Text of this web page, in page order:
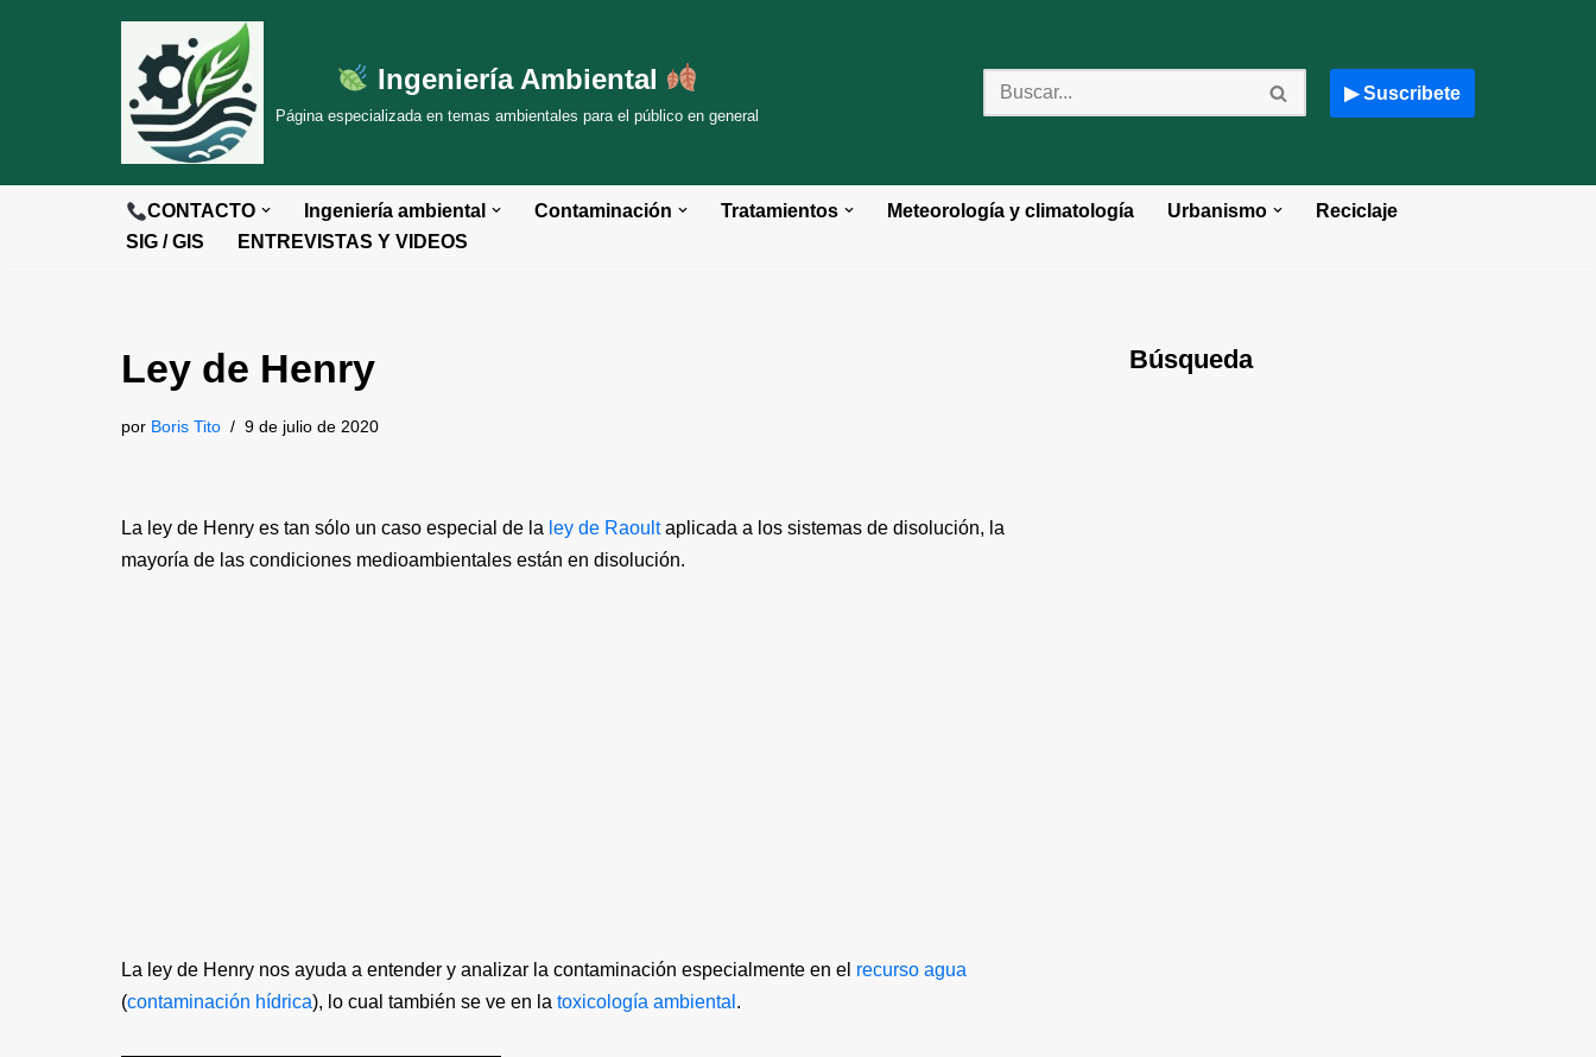
Ingeniería Ambiental
Página especializada en temas ambientales para el público en general
▶ Suscribete
CONTACTO Ingeniería ambiental Contaminación Tratamientos Meteorología y climatología Urbanismo
Reciclaje
SIG / GIS
ENTREVISTAS Y VIDEOS
Ley de Henry
por Boris Tito 9 de julio de 2020
La ley de Henry es tan sólo un caso especial de la ley de Raoultaplicada a los sistemas de disolución, la
mayoría de las condiciones medioambientales están en disolución.
La ley de Henry nos ayuda a entender y analizar la contaminación especialmente en el recurso agua
(contaminación hídrica), lo cual también se ve en la toxicología ambiental .
Búsqueda